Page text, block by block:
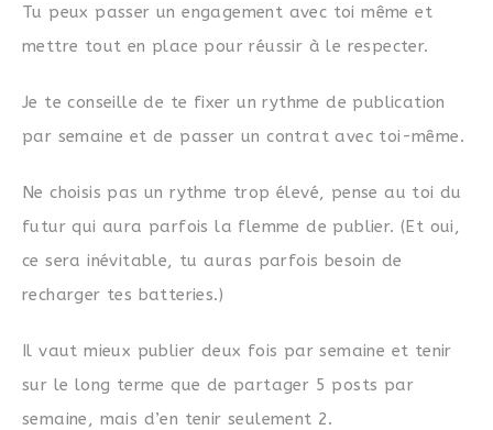
Tu peux passer un engagement avec toi même et
mettre tout en place pour réussir à le respecter.
Je te conseille de te fixer un rythme de publication
par semaine et de passer un contrat avec toi-même.
Ne choisis pas un rythme trop élevé, pense au toi du
futur qui aura parfois la flemme de publier. (Et oui,
ce sera inévitable, tu auras parfois besoin de
recharger tes batteries.)
Il vaut mieux publier deux fois par semaine et tenir
sur le long terme que de partager 5 posts par
semaine, mais d’en tenir seulement 2.